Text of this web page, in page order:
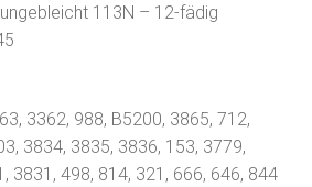
113N – 12-fädig
3362, 988, B5200, 3865, 712,
3834, 3835, 3836, 153, 3779,
3831, 498, 814, 321, 666, 646, 844